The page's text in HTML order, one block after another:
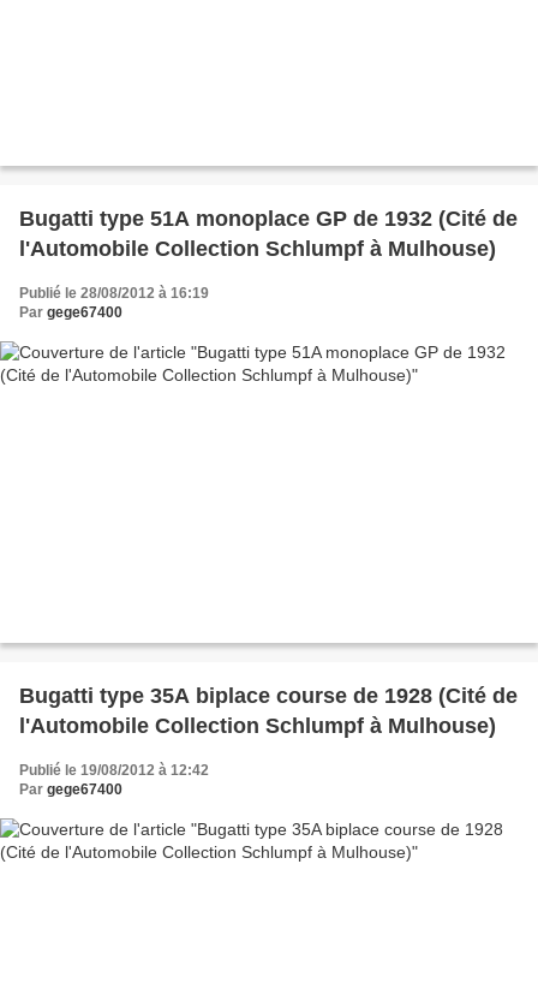
Bugatti type 51A monoplace GP de 1932 (Cité de
l'Automobile Collection Schlumpf à Mulhouse)
Publié le 28/08/2012 à 16:19
Par gege67400
Bugatti type 35A biplace course de 1928 (Cité de
l'Automobile Collection Schlumpf à Mulhouse)
Publié le 19/08/2012 à 12:42
Par gege67400